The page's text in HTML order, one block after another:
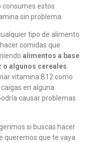
consumes estos
sin problema.
tipo de alimento
comidas que
alimentos a base
o algunos cereales.
vitamina B12 como
en alguna
causar problemas
si buscas hacer
queremos que te vaya